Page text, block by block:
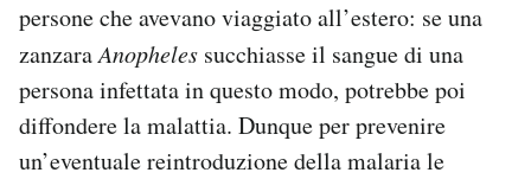
persone che avevano viaggiato all’estero: se una
zanzaraAnopheles succhiasse il sangue di una
persona infettata in questo modo, potrebbe poi
diffondere la malattia. Dunque per prevenire
un’eventuale reintroduzione della malaria le